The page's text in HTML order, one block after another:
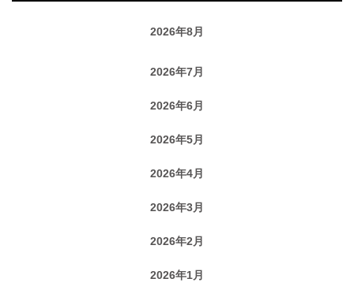
2026年8月
2026年7月
2026年6月
2026年5月
2026年4月
2026年3月
2026年2月
2026年1月